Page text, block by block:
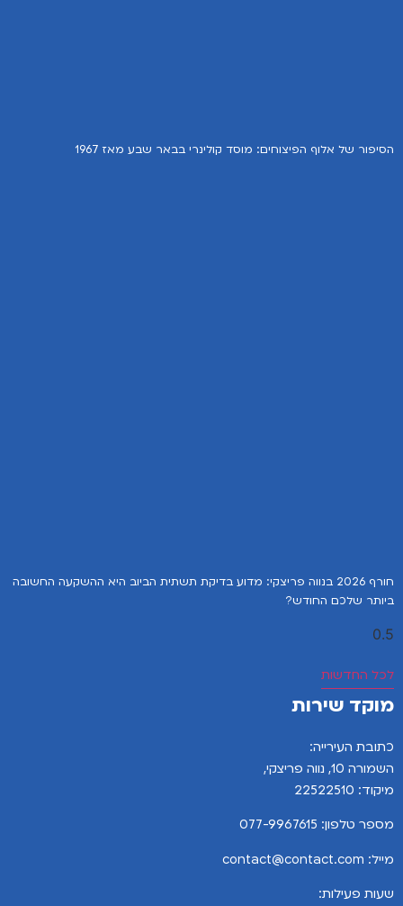
הסיפור של אלוף הפיצוחים: מוסד קולינרי בבאר שבע מאז 1967
חורף 2026 בנווה פריצקי: מדוע בדיקת תשתית הביוב היא ההשקעה החשובה
ביותר שלכם החודש?
לכל החדשות
מוקד שירות
כתובת העירייה:
השמורה 10, נווה פריצקי,
מיקוד: 22522510
מספר טלפון: 077-9967615
מייל: contact@contact.com
שעות פעילות: